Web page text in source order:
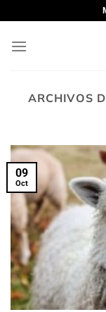
al
contenido
ARCHIVOS
09
Oct